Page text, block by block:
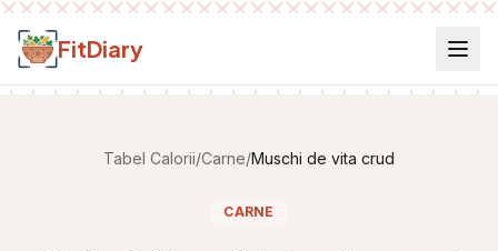
Salt la conținut
FitDiary
Tabel Calorii/Carne/Muschi de vita crud
CARNE